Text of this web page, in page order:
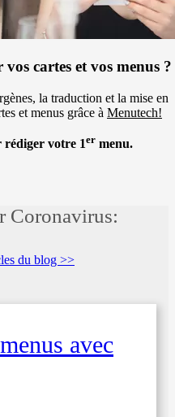
cartes et vos menus ?
la traduction et la mise en
et menus grâce à Menutech!
rédiger votre 1er menu.
Coronavirus:
du blog >>
avec